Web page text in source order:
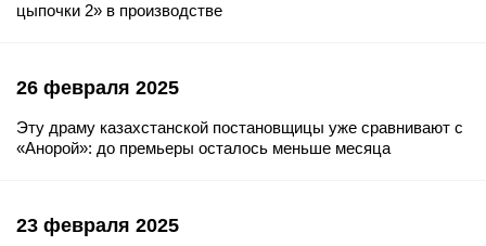
цыпочки 2» в производстве
26 февраля 2025
Эту драму казахстанской постановщицы уже сравнивают с
«Анорой»: до премьеры осталось меньше месяца
23 февраля 2025